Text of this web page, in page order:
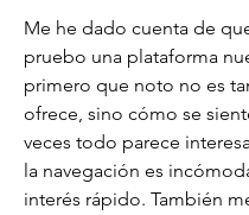
Me he dado cuenta de
pruebo una plataforma
primero que noto no es
ofrece, sino cómo se
veces todo parece
la navegación es
interés rápido. También